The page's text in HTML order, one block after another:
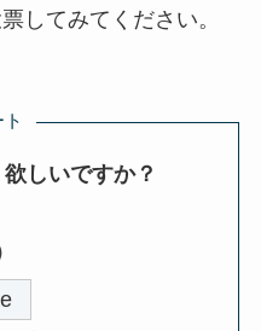
してみてください。
しいですか？